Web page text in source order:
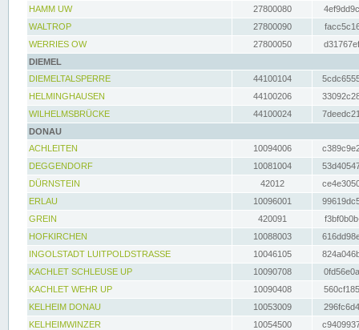
HAMM UW
27800080
WALTROP
27800090
WERRIES OW
27800050
DIEMEL
DIEMELTALSPERRE
44100104
HELMINGHAUSEN
44100206
WILHELMSBRÜCKE
44100024
DONAU
ACHLEITEN
10094006
DEGGENDORF
10081004
DÜRNSTEIN
42012
ERLAU
10096001
GREIN
420091
HOFKIRCHEN
10088003
INGOLSTADT LUITPOLDSTRASSE
10046105
KACHLET SCHLEUSE UP
10090708
KACHLET WEHR UP
10090408
KELHEIM DONAU
10053009
KELHEIMWINZER
10054500